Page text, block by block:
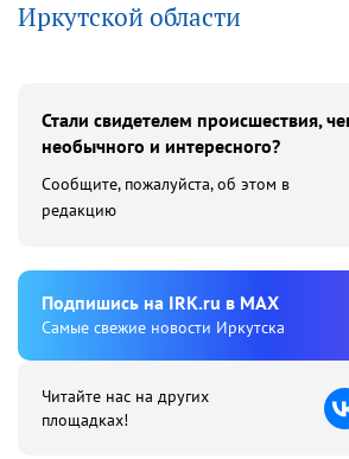
Иркутской области
Стали свидетелем происшествия,
необычного и интересного?
Сообщите, пожалуйста, об этом в
редакцию
Подпишиcь на IRK.ru в MAX
Cамые свежие новости Иркутска
Читайте нас на других
площадках!